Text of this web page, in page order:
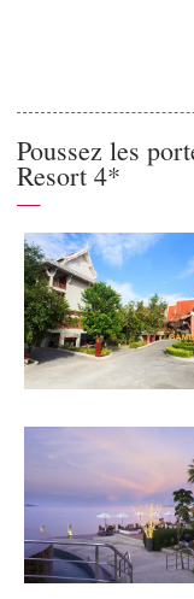
Poussez les
Resort 4*
—